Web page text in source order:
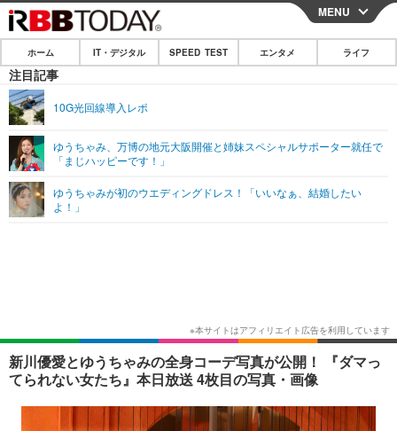
CLOSE
ホーム
IT・デジタル
ネタ
ショッピング その他
SPEED TEST
エンタメ
エンタメTOP
ショッピング その他
ライフ
MENU
ホーム IT・デジタル SPEED TEST エンタメ ライフ
注目記事
10G光回線導入レポ
ゆうちゃみ、万博の地元大阪開催と姉妹スペシャルサポーター就任で
「まじハッピーです！」
ゆうちゃみが初のウエディングドレス！「いいなぁ、結婚したい
よ！」
新川優愛とゆうちゃみの全身コーデ写真が公開！ 『ダマっ
てられない女たち』本日放送 4枚目の写真・画像